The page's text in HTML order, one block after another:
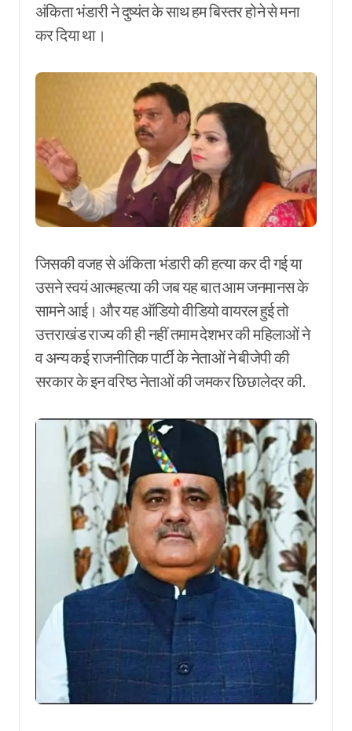
अंकिता भंडारी ने दुष्यंत के साथ हम बिस्तर होने से मना
कर दिया था।
जिसकी वजह से अंकिता भंडारी की हत्या कर दी गई या
उसने स्वयं आत्महत्या की जब यह बात आम जनमानस के
सामने आई। और यह ऑडियो वीडियो वायरल हुई तो
उत्तराखंड राज्य की ही नहीं तमाम देशभर की महिलाओं ने
व अन्य कई राजनीतिक पार्टी के नेताओं ने बीजेपी की
सरकार के इन वरिष्ठ नेताओं की जमकर छिछालेदर की.